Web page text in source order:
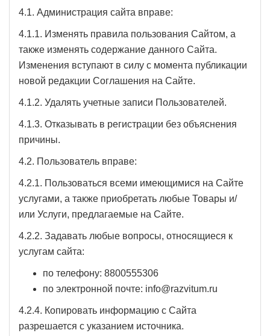
4.1. Администрация сайта вправе:
4.1.1. Изменять правила пользования Сайтом, а
также изменять содержание данного Сайта.
Изменения вступают в силу с момента публикации
новой редакции Соглашения на Сайте.
4.1.2. Удалять учетные записи Пользователей.
4.1.3. Отказывать в регистрации без объяснения
причины.
4.2. Пользователь вправе:
4.2.1. Пользоваться всеми имеющимися на Сайте
услугами, а также приобретать любые Товары и/
или Услуги, предлагаемые на Сайте.
4.2.2. Задавать любые вопросы, относящиеся к
услугам сайта:
по телефону: 8800555306
по электронной почте: info@razvitum.ru
4.2.4. Копировать информацию с Сайта
разрешается с указанием источника.